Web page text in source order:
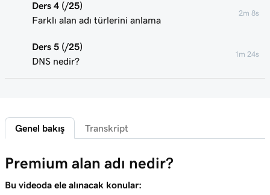
Ders 4 (/25)
Farklı alan adı türlerini anlama
2m 8s
Ders 5 (/25)
DNS nedir?
1m 24s
Ders 7 (/25)
Ders 8 (/25)
Alan adı sahipliği nasıl belirlenir?
Genel bakış Transkript
Premium alan adı nedir?
Bu videoda ele alınacak konular: